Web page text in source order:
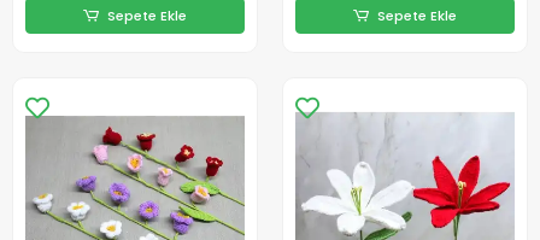
Sepete Ekle Sepete Ekle